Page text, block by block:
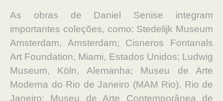
As obras de Daniel Senise integram
importantes coleções, como: Stedelijk Museum
Amsterdam, Amsterdam; Cisneros Fontanals
Art Foundation, Miami, Estados Unidos; Ludwig
Museum, Köln, Alemanha; Museu de Arte
Moderna do Rio de Janeiro (MAM Rio), Rio de
Janeiro; Museu de Arte Contemporânea de